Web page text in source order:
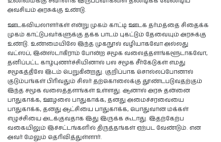
அவசியம் அரசுக்கு உண்டு.
ஊடகவியலாளர்கள் என்று முகம் காட்டி ஊடக தர்மத்தை சிதைக்க
முகம் காட்டுபவர்களுக்கு தக்க பாடம் புகட்டும் தேவையும் அரசுக்கு
உண்டு. உண்மையிலே இந்த முகநூல் வழியாகவோ அல்லது
வட்ஸப், இன்ஸ்டாகிராம் போன்ற சமூக வலைத்தளங்களூடாகவோ,
தனிப்பட்ட காழ்புணர்ச்சியினால் பல சமூக சீர்கேடுகள் எமது
சமூகத்திலே இடம் பெறுகின்றது. குறிப்பாக சொல்லப்போனால்
குடும்பங்கள் பிரிவதும் சிலர் தற்கொலைக்கு தூண்டபடுவதற்கும்
இந்த சமூக வலைத்தளங்கள் உள்ளது. ஆனால் அரசு தன்னை
பாதுகாக்க, ஊழலை பாதுகாக்க, தனது அமைச்சரவையை
பாதுகாக்க, தனது ஆட்சியை பாதுகாக்க, பொதுவான மக்கள்
எழுச்சியை அடக்குவதாக இது இருக்க கூடாது. இதற்கேற்ப
வகையிலும் இச்சட்டங்களில் திருத்தங்கள் ஏற்பட வேண்டும். என
அவர் மேலும் தெரிவித்துள்ளார்.